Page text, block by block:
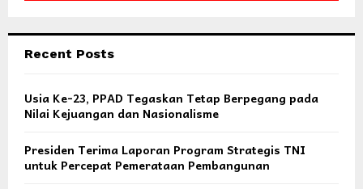
Recent Posts
Usia Ke-23, PPAD Tegaskan Tetap Berpegang pada
Nilai Kejuangan dan Nasionalisme
Presiden Terima Laporan Program Strategis TNI
untuk Percepat Pemerataan Pembangunan